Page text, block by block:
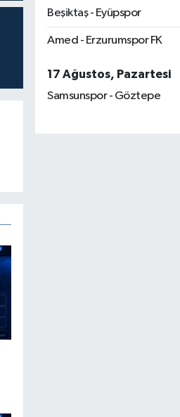
Beşiktaş - Eyüpspor
Amed - Erzurumspor FK
17 Ağustos, Pazartesi
Samsunspor - Göztepe